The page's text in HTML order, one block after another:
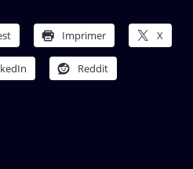
Imprimer X
Reddit